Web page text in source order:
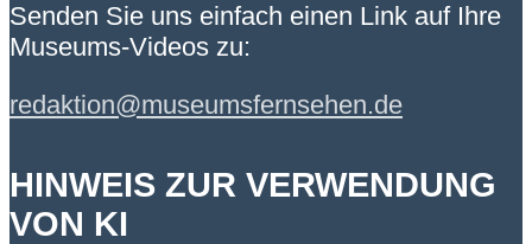
Senden Sie uns einfach einen Link auf Ihre
Museums-Videos zu:
redaktion@museumsfernsehen.de
HINWEIS ZUR VERWENDUNG
VON KI